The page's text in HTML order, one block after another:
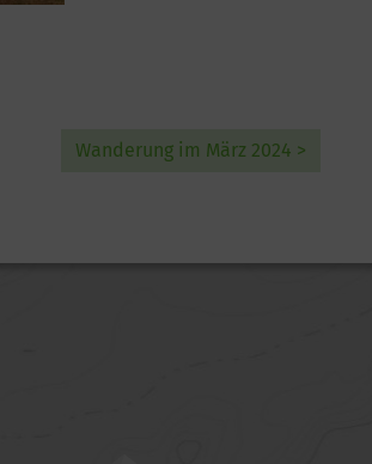
Wanderung im März 2024 >